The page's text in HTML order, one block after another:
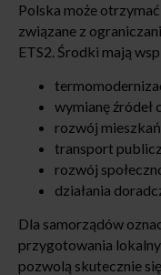
Polska może
związane z
ETS2. Środki mają
wymianę źródeł
rozwój
transport
rozwój
działania
Dla samorządów
przygotowania
pozwolą skutecznie